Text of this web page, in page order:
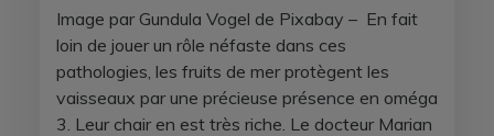
Image par Gundula Vogel de Pixabay – En fait
loin de jouer un rôle néfaste dans ces
pathologies, les fruits de mer protègent les
vaisseaux par une précieuse présence en oméga
3. Leur chair en est très riche. Le docteur Marian